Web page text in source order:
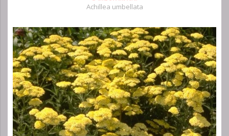
Achillea umbellata